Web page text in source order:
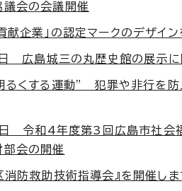
会の会議開催
献企業」の認定マークのデザイン
島城三の丸歴史館の展示に関
くする運動” 犯罪や非行を防
和4年度第3回広島市社会福
会の開催
防救助技術指導会』を開催しま